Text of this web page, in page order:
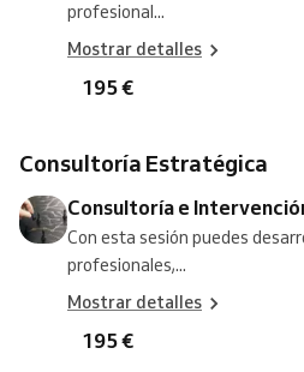
profesional...
Mostrar detalles
195 €
Consultoría Estratégica
Consultoría e
Con esta sesión puedes
profesionales,...
Mostrar detalles
195 €